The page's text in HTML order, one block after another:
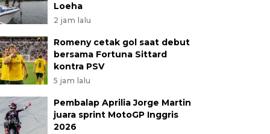
Loeha
2 jam lalu
Romeny cetak gol saat debut
bersama Fortuna Sittard
kontra PSV
5 jam lalu
Pembalap Aprilia Jorge Martin
juara sprint MotoGP Inggris
2026